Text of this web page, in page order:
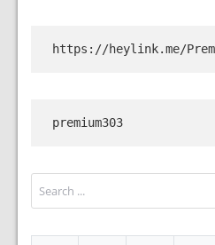
https://heylink.me/
premium303